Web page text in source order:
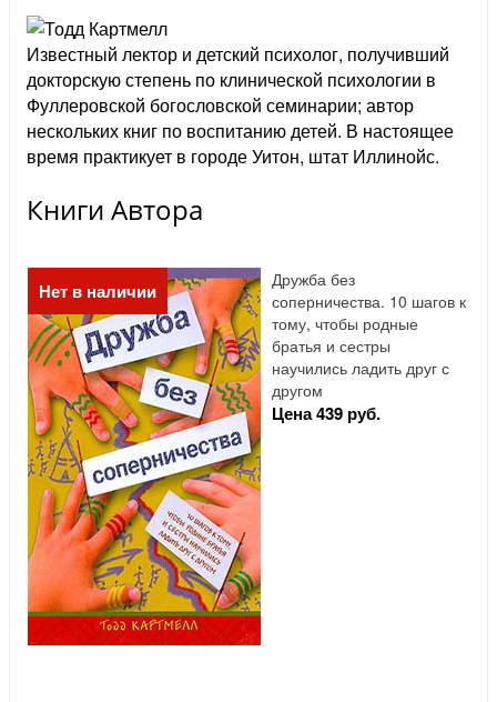
Известный лектор и детский психолог, получивший
докторскую степень по клинической психологии в
Фуллеровской богословской семинарии; автор
нескольких книг по воспитанию детей. В настоящее
время практикует в городе Уитон, штат Иллинойс.
Книги Автора
Нет в наличии
Дружба без
соперничества. 10 шагов к
тому, чтобы родные
братья и сестры
научились ладить друг с
другом
Цена 439 руб.